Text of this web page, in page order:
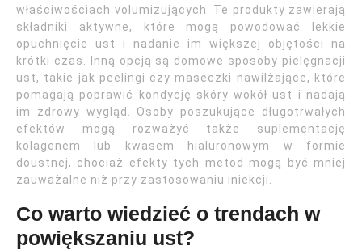
właściwościach volumizujących. Te produkty zawierają
składniki aktywne, które mogą powodować lekkie
opuchnięcie ust i nadanie im większej objętości na
krótki czas. Inną opcją są domowe sposoby pielęgnacji
ust, takie jak peelingi czy maseczki nawilżające, które
pomagają poprawić kondycję skóry wokół ust i nadają
im zdrowy wygląd. Osoby poszukujące długotrwałych
efektów mogą rozważyć także suplementację
kolagenem lub kwasem hialuronowym w formie
doustnej, chociaż efekty tych metod mogą być mniej
zauważalne niż przy zastosowaniu iniekcji.
Co warto wiedzieć o trendach w
powiększaniu ust?